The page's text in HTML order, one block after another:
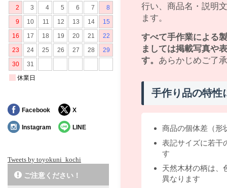
行い、商品名・説明
ます。
すべて手作業による
ましては掲載写真や
す。 あらかじめご了
手作り品の特性
商品の個体差（形
表記サイズに若干
す
天然木材の柄は、
異なります
Facebook X
Instagram LINE
Tweets by toyokuni_kochi
ご注意ください！